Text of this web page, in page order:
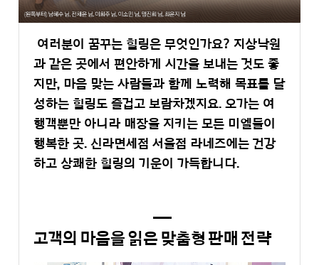
여러분이 꿈꾸는 힐링은 무엇인가요? 지상낙원
과 같은 곳에서 편안하게 시간을 보내는 것도 좋
지만, 마음 맞는 사람들과 함께 노력해 목표를 달
성하는 힐링도 즐겁고 보람차겠지요. 오가는 여
행객뿐만 아니라 매장을 지키는 모든 미엘들이
행복한 곳. 신라면세점 서울점 라네즈에는 건강
하고 상쾌한 힐링의 기운이 가득합니다.
고객의 마음을 읽은 맞춤형 판매 전략